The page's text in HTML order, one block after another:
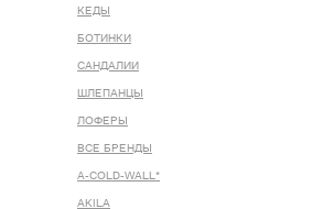
КЕДЫ
БОТИНКИ
САНДАЛИИ
ШЛЕПАНЦЫ
ЛОФЕРЫ
ВСЕ БРЕНДЫ
A-COLD-WALL*
AKILA